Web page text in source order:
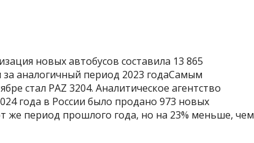
новых автобусов составила 13 865
аналогичный период 2023 годаСамым
стал PAZ 3204. Аналитическое агентство
года в России было продано 973 новых
же период прошлого года, но на 23% меньше, чем